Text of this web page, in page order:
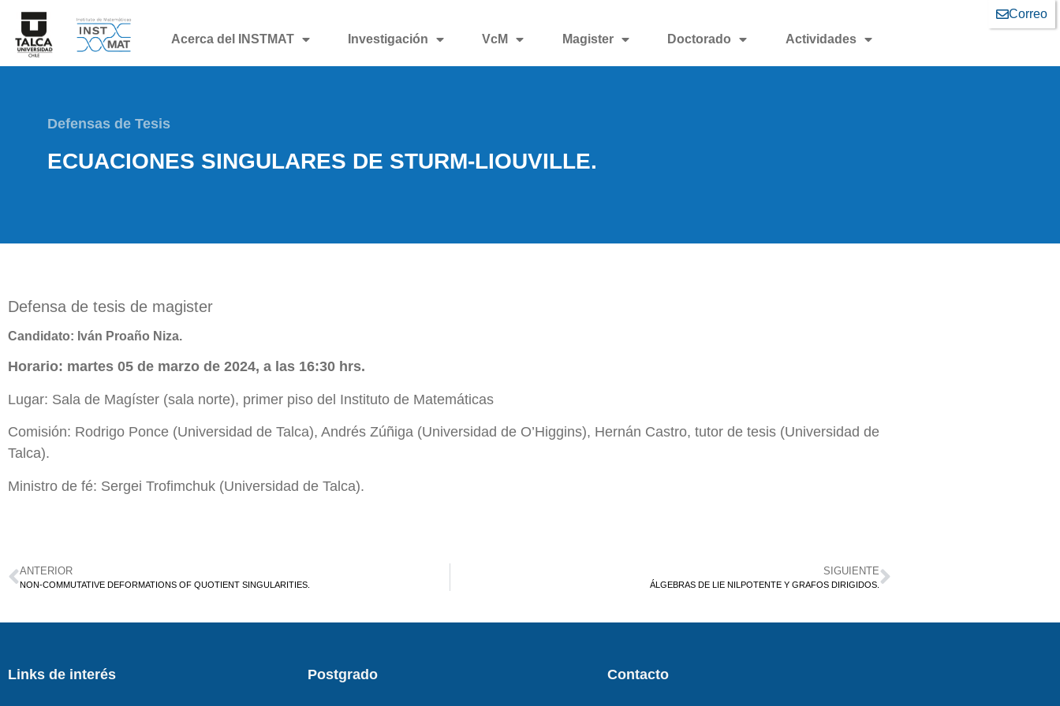
Correo
Acerca del INSTMAT
Investigación VcM Magister Doctorado Actividades
Defensas de Tesis
ECUACIONES SINGULARES DE STURM-LIOUVILLE.
Defensa de tesis de magister
Candidato: Iván Proaño Niza.
Horario: martes 05 de marzo de 2024, a las 16:30 hrs.
Lugar: Sala de Magíster (sala norte), primer piso del Instituto de Matemáticas
Comisión: Rodrigo Ponce (Universidad de Talca), Andrés Zúñiga (Universidad de O’Higgins), Hernán Castro, tutor de tesis (Universidad de
Talca).
Ministro de fé: Sergei Trofimchuk (Universidad de Talca).
ANTERIOR
NON-COMMUTATIVE DEFORMATIONS OF QUOTIENT SINGULARITIES.
SIGUIENTE
ÁLGEBRAS DE LIE NILPOTENTE Y GRAFOS DIRIGIDOS.
Links de interés Postgrado Contacto